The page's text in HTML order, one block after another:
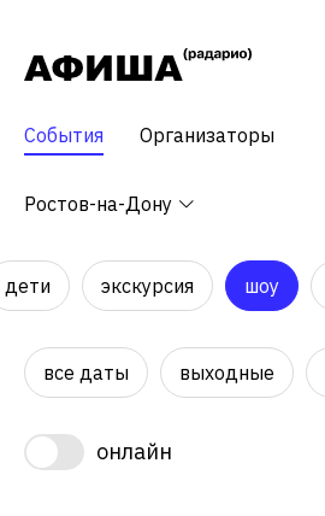
События Организаторы
Ростов-на-Дону
дети экскурсия шоу
все даты выходные
онлайн